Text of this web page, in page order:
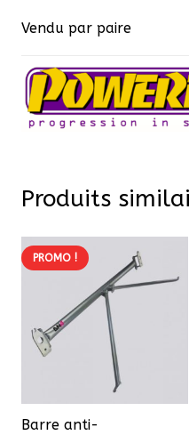
Vendu par paire
Produits
PROMO !
Barre anti-